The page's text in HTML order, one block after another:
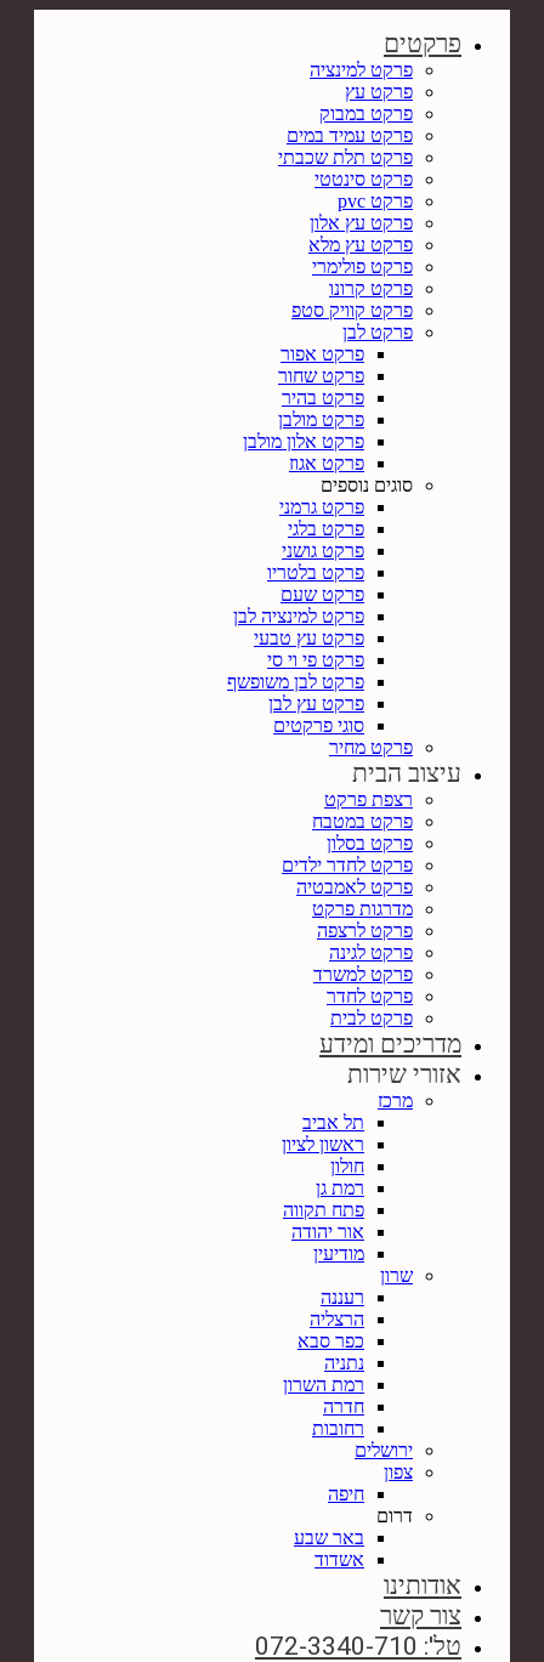
פרקטים
פרקט למינציה
פרקט עץ
פרקט במבוק
פרקט עמיד במים
פרקט תלת שכבתי
פרקט סינטטי
פרקט pvc
פרקט עץ אלון
פרקט עץ מלא
פרקט פולימרי
פרקט קרונו
פרקט קוויק סטפ
פרקט לבן
פרקט אפור
פרקט שחור
פרקט בהיר
פרקט מולבן
פרקט אלון מולבן
פרקט אגוז
סוגים נוספים
פרקט גרמני
פרקט בלגי
פרקט גושני
פרקט בלטריו
פרקט שעם
פרקט למינציה לבן
פרקט עץ טבעי
פרקט פי וי סי
פרקט לבן משופשף
פרקט עץ לבן
סוגי פרקטים
פרקט מחיר
עיצוב הבית
רצפת פרקט
פרקט במטבח
פרקט בסלון
פרקט לחדר ילדים
פרקט לאמבטיה
מדרגות פרקט
פרקט לרצפה
פרקט לגינה
פרקט למשרד
פרקט לחדר
פרקט לבית
מדריכים ומידע
אזורי שירות
מרכז
תל אביב
ראשון לציון
חולון
רמת גן
פתח תקווה
אור יהודה
מודיעין
שרון
רעננה
הרצליה
כפר סבא
נתניה
רמת השרון
חדרה
רחובות
ירושלים
צפון
חיפה
דרום
באר שבע
אשדוד
אודותינו
צור קשר
טל': 072-3340-710